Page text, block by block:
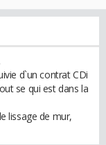
d`un contrat CDi
se qui est dans la
lissage de mur,